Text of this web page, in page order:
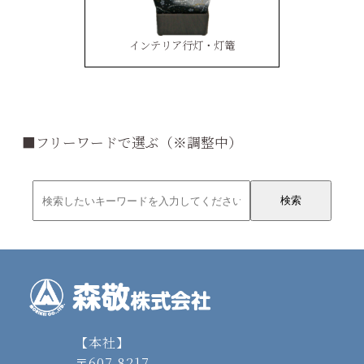
インテリア行灯・灯篭
■フリーワードで選ぶ（※調整中）
【本社】